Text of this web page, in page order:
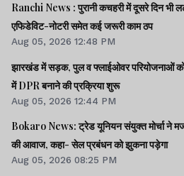
Ranchi News : पुरानी कचहरी में दूसरे दिन भी लटका है ताला,
एफिडेविट-नोटरी समेत कई जरूरी काम ठप
Aug 05, 2026 12:48 PM
झारखंड में सड़क, पुल व फ्लाईओवर परियोजनाओं
में DPR बनाने की प्रक्रिया शुरू
Aug 05, 2026 12:44 PM
Bokaro News: ट्रेड यूनियन संयुक्त मोर्चा ने
की आवाज, कहा- सेल प्रबंधन को झुकना पड़ेगा
Aug 05, 2026 08:25 PM